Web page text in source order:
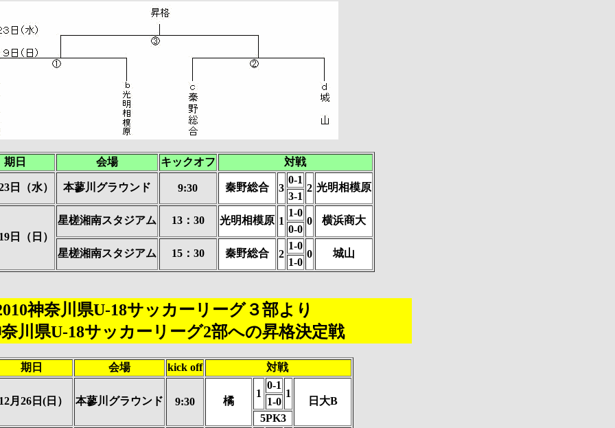
期日 会場 キックオフ 対戦
日（水） 本蓼川グラウンド 9:30 秦野総合 3
0-1
2 光明相模原
3-1
日（日）
星槎湘南スタジアム 13：30 光明相模原 1
1-0
0 横浜商大
0-0
星槎湘南スタジアム 15：30 秦野総合 2
1-0
0 城山
1-0
神奈川県U-18サッカーリーグ３部より
奈川県U-18サッカーリーグ2部への昇格決定戦
期日 会場 kick off 対戦
月26日(日） 本蓼川グラウンド 9:30 橘
1
0-1
1
日大B
1-0
5PK3